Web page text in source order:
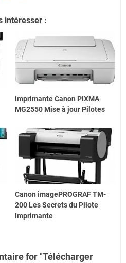
intéresser :
Imprimante Canon PIXMA
MG2550 Mise à jour Pilotes
Canon imagePROGRAF TM-
200 Les Secrets du Pilote
Imprimante
for "Télécharger